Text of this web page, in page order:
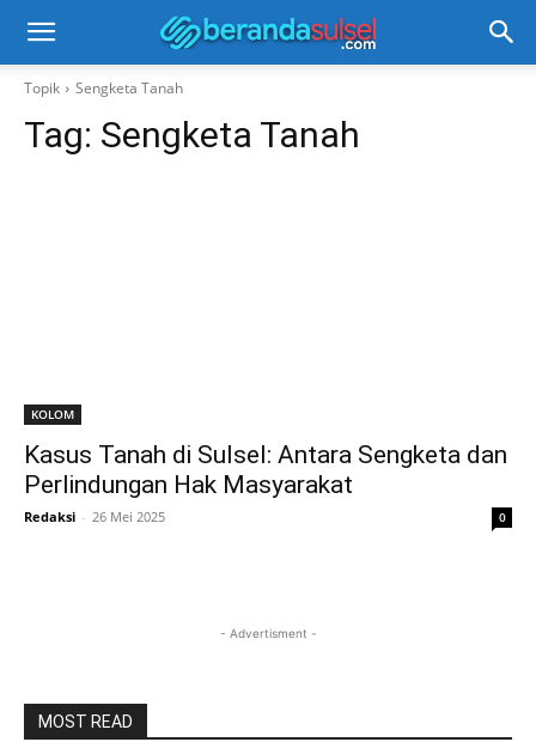
Topik Sengketa Tanah
Tag: Sengketa Tanah
KOLOM
Kasus Tanah di Sulsel: Antara Sengketa dan
Perlindungan Hak Masyarakat
Redaksi - 26 Mei 2025 0
- Advertisment -
MOST READ